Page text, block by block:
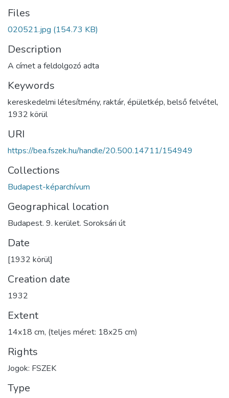
Files
020521.jpg (154.73 KB)
Description
A címet a feldolgozó adta
Keywords
kereskedelmi létesítmény, raktár, épületkép, belső felvétel,
1932 körül
URI
https://bea.fszek.hu/handle/20.500.14711/154949
Collections
Budapest-képarchívum
Geographical location
Budapest. 9. kerület. Soroksári út
Date
[1932 körül]
Creation date
1932
Extent
14x18 cm, (teljes méret: 18x25 cm)
Rights
Jogok: FSZEK
Type